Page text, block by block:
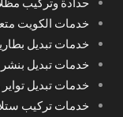
خدمات الكويت
خدمات تبديل
خدمات تبديل
خدمات تبديل
خدمات تركيب